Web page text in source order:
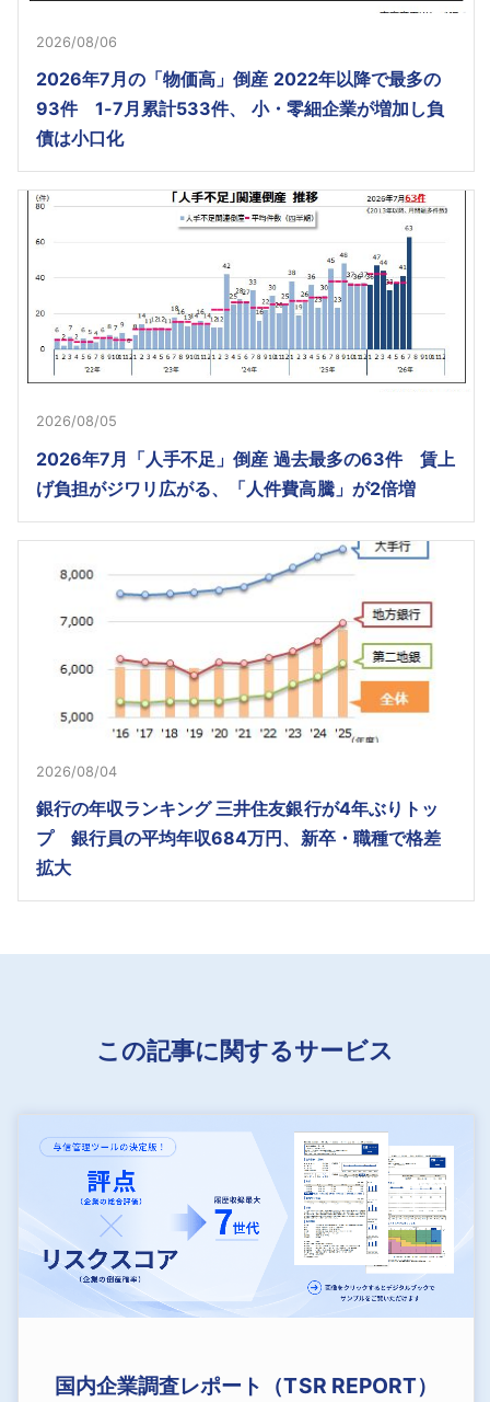
2026/08/06
2026年7月の「物価高」倒産 2022年以降で最多の
93件 1-7月累計533件、 小・零細企業が増加し負
債は小口化
2026/08/05
2026年7月「人手不足」倒産 過去最多の63件 賃上
げ負担がジワリ広がる、「人件費高騰」が2倍増
2026/08/04
銀行の年収ランキング 三井住友銀行が4年ぶりトッ
プ 銀行員の平均年収684万円、新卒・職種で格差
拡大
この記事に関するサービス
国内企業調査レポート（TSR REPORT）